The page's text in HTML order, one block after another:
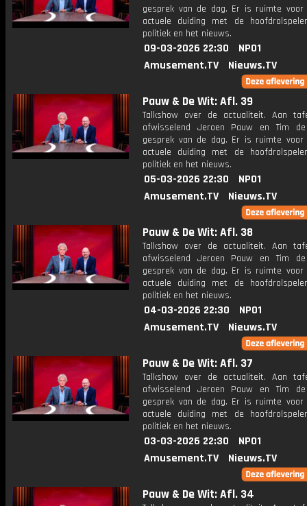
gesprek van de dag. Er is ruimte
actuele duiding met de
politiek en het nieuws.
09-03-2026 22:30
NPO1
Amusement.TV
Nieuws.TV
Pauw & De Wit: Afl. 39
Talkshow over de actualiteit. Aan
afwisselend Jeroen Pauw en Tim
gesprek van de dag. Er is ruimte
actuele duiding met de
politiek en het nieuws.
05-03-2026 22:30
NPO1
Amusement.TV
Nieuws.TV
Pauw & De Wit: Afl. 38
Talkshow over de actualiteit. Aan
afwisselend Jeroen Pauw en Tim
gesprek van de dag. Er is ruimte
actuele duiding met de
politiek en het nieuws.
04-03-2026 22:30
NPO1
Amusement.TV
Nieuws.TV
Pauw & De Wit: Afl. 37
Talkshow over de actualiteit. Aan
afwisselend Jeroen Pauw en Tim
gesprek van de dag. Er is ruimte
actuele duiding met de
politiek en het nieuws.
03-03-2026 22:30
NPO1
Amusement.TV
Nieuws.TV
Pauw & De Wit: Afl. 34